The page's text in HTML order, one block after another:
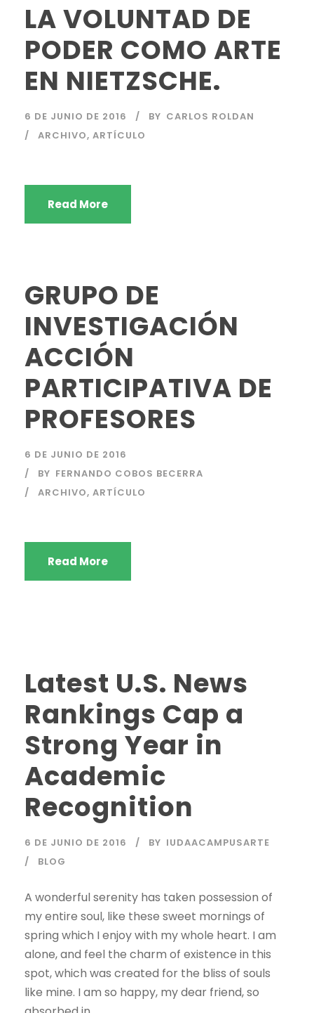
LA VOLUNTAD DE
PODER COMO ARTE
EN NIETZSCHE.
6 DE JUNIO DE 2016 BY CARLOS ROLDAN
ARCHIVO, ARTÍCULO
Read More
GRUPO DE
INVESTIGACIÓN
ACCIÓN
PARTICIPATIVA DE
PROFESORES
6 DE JUNIO DE 2016
BY FERNANDO COBOS BECERRA
ARCHIVO, ARTÍCULO
Read More
Latest U.S. News
Rankings Cap a
Strong Year in
Academic
Recognition
6 DE JUNIO DE 2016 BY IUDAACAMPUSARTE
BLOG
A wonderful serenity has taken possession of
my entire soul, like these sweet mornings of
spring which I enjoy with my whole heart. I am
alone, and feel the charm of existence in this
spot, which was created for the bliss of souls
like mine. I am so happy, my dear friend, so